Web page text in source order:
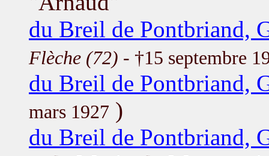
du Breil de Pontbriand,
Flèche (72) - †15 septembre
du Breil de Pontbriand,
mars 1927 )
du Breil de Pontbriand,